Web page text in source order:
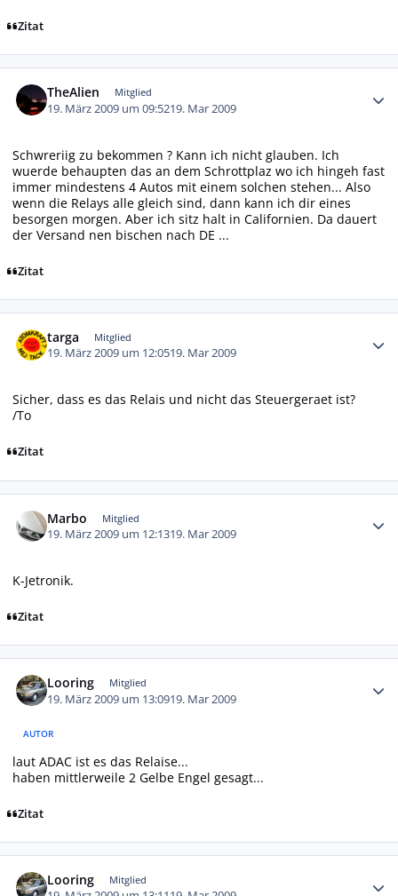
Zitat
TheAlien Mitglied
19. März 2009 um 09:5219. Mar 2009
Schwreriig zu bekommen ? Kann ich nicht glauben. Ich
wuerde behaupten das an dem Schrottplaz wo ich hingeh fast
immer mindestens 4 Autos mit einem solchen stehen... Also
wenn die Relays alle gleich sind, dann kann ich dir eines
besorgen morgen. Aber ich sitz halt in Californien. Da dauert
der Versand nen bischen nach DE ...
Zitat
targa Mitglied
19. März 2009 um 12:0519. Mar 2009
Sicher, dass es das Relais und nicht das Steuergeraet ist?
/To
Zitat
Marbo Mitglied
19. März 2009 um 12:1319. Mar 2009
K-Jetronik.
Zitat
Looring Mitglied
19. März 2009 um 13:0919. Mar 2009
AUTOR
laut ADAC ist es das Relaise...
haben mittlerweile 2 Gelbe Engel gesagt...
Zitat
Looring Mitglied